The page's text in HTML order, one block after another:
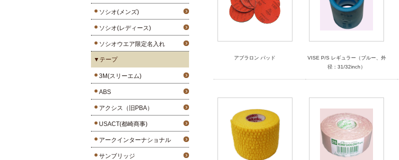
ソシオ(メンズ)
ソシオ(レディース)
ソシオウエア限定名入れ
▼テープ
3M(スリーエム)
ABS
アクシス（旧PBA）
USACT(都崎商事)
アークインターナショナル
サンブリッジ
アブラロン パッド
VISE P/S レギュラー（ブルー、外
径：31/32inch）